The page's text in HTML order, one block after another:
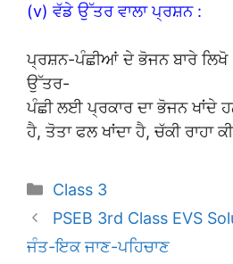
(v) ਵੱਡੇ ਉੱਤਰ ਵਾਲਾ ਪ੍ਰਸ਼ਨ :
ਪ੍ਰਸ਼ਨ-ਪੰਛੀਆਂ ਦੇ ਭੋਜਨ ਬਾਰੇ ਲਿਖੋ
ਉੱਤਰ-
ਪੰਛੀ ਲਈ ਪ੍ਰਕਾਰ ਦਾ ਭੋਜਨ ਖਾਂਦੇ
ਹੈ, ਤੋਤਾ ਫਲ ਖਾਂਦਾ ਹੈ, ਚੱਕੀ ਰਾਹਾ
Categories
Class 3
PSEB 3rd Class EVS
ਜੰਤ-ਇਕ ਜਾਣ-ਪਹਿਚਾਣ